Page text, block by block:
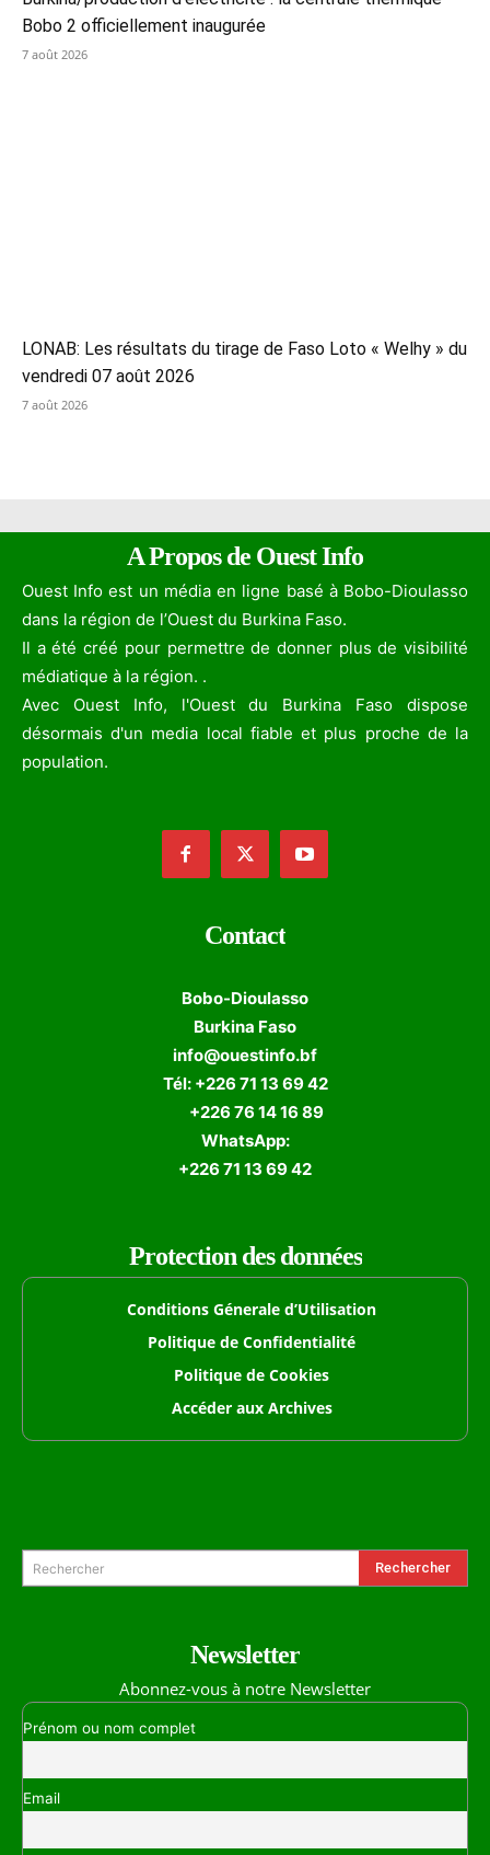
Bobo 2 officiellement inaugurée
7 août 2026
LONAB: Les résultats du tirage de Faso Loto « Welhy » du
vendredi 07 août 2026
7 août 2026
A Propos de Ouest Info
Ouest Info est un média en ligne basé à Bobo-Dioulasso
dans la région de l’Ouest du Burkina Faso.
Il a été créé pour permettre de donner plus de visibilité
médiatique à la région. .
Avec Ouest Info, l'Ouest du Burkina Faso dispose
désormais d'un media local fiable et plus proche de la
population.
Contact
Bobo-Dioulasso
Burkina Faso
info@ouestinfo.bf
Tél: +226 71 13 69 42
+226 76 14 16 89
WhatsApp:
+226 71 13 69 42
Protection des données
Conditions Génerale d’Utilisation
Politique de Confidentialité
Politique de Cookies
Accéder aux Archives
Rechercher Rechercher
Newsletter
Abonnez-vous à notre Newsletter
Prénom ou nom complet
Email